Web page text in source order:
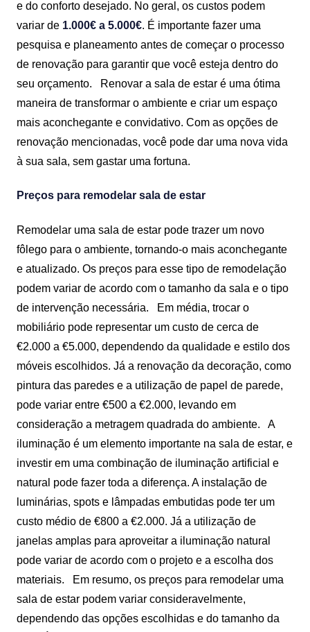
e do conforto desejado. No geral, os custos podem
variar de 1.000€ a 5.000€. É importante fazer uma
pesquisa e planeamento antes de começar o processo
de renovação para garantir que você esteja dentro do
seu orçamento.
Renovar a sala de estar é uma ótima
maneira de transformar o ambiente e criar um espaço
mais aconchegante e convidativo. Com as opções de
renovação mencionadas, você pode dar uma nova vida
à sua sala, sem gastar uma fortuna.
Preços para remodelar sala de estar
Remodelar uma sala de estar pode trazer um novo
fôlego para o ambiente, tornando-o mais aconchegante
e atualizado. Os preços para esse tipo de remodelação
podem variar de acordo com o tamanho da sala e o tipo
de intervenção necessária.
Em média, trocar o
mobiliário pode representar um custo de cerca de
€2.000 a €5.000, dependendo da qualidade e estilo dos
móveis escolhidos. Já a renovação da decoração, como
pintura das paredes e a utilização de papel de parede,
pode variar entre €500 a €2.000, levando em
consideração a metragem quadrada do ambiente.
A
iluminação é um elemento importante na sala de estar, e
investir em uma combinação de iluminação artificial e
natural pode fazer toda a diferença. A instalação de
luminárias, spots e lâmpadas embutidas pode ter um
custo médio de €800 a €2.000. Já a utilização de
janelas amplas para aproveitar a iluminação natural
pode variar de acordo com o projeto e a escolha dos
materiais.
Em resumo, os preços para remodelar uma
sala de estar podem variar consideravelmente,
dependendo das opções escolhidas e do tamanho da